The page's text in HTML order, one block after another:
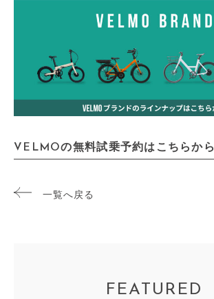
VELMOの無料試乗予約はこちらから
一覧へ戻る
FEATURED